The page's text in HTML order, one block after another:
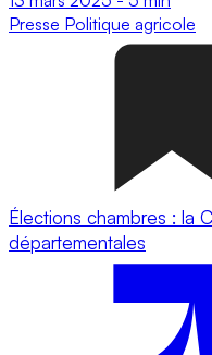
Presse Politique agricole
Élections chambres : la
départementales